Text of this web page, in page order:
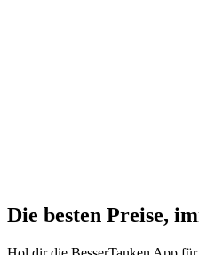
Die besten Preise,